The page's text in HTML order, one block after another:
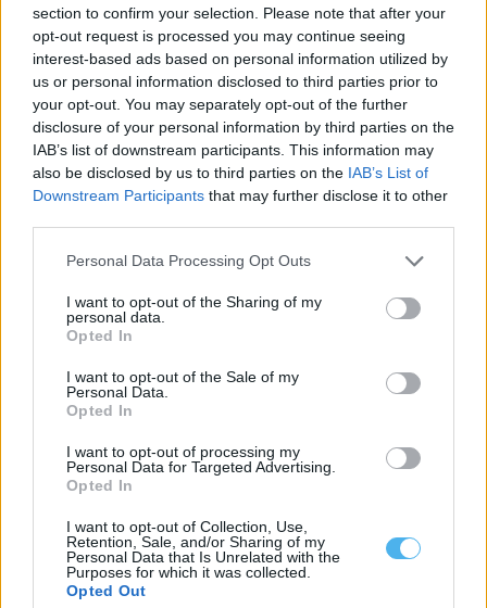
section to confirm your selection. Please note that after your
opt-out request is processed you may continue seeing
interest-based ads based on personal information utilized by
us or personal information disclosed to third parties prior to
your opt-out. You may separately opt-out of the further
disclosure of your personal information by third parties on the
IAB’s list of downstream participants. This information may
also be disclosed by us to third parties on the IAB’s List of
Downstream Participants that may further disclose it to other
Personal Data Processing Opt Outs
I want to opt-out of the Sharing of my
personal data.
Opted In
I want to opt-out of the Sale of my
Personal Data.
Opted In
I want to opt-out of processing my
Personal Data for Targeted Advertising.
Opted In
I want to opt-out of Collection, Use,
Retention, Sale, and/or Sharing of my
Personal Data that Is Unrelated with the
Purposes for which it was collected.
Opted Out
Governo alarga apoio de 48 euros por ovino morto após atrasos
nas vacinas da língua azul
O Governo aprovou o alargamento do apoio de 48 euros por
3 Agosto, 2026 - 11:16
Agricultores recebem apoio de 20 milhões de euros até 31 de
julho